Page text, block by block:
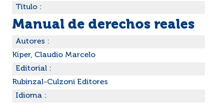
Título :
Manual de derechos reales
Autores :
Kiper, Claudio Marcelo
Editorial :
Rubinzal-Culzoni Editores
Idioma :